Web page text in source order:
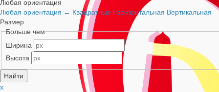
Любая ориентация
Любая ориентация ← Квадратные Горизонтальная Вертикальная
Размер
Больше чем
Ширина
Высота
x